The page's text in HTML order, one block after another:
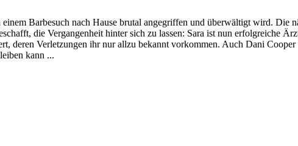
Barbesuch nach Hause brutal angegriffen und überwältigt wird. Die
die Vergangenheit hinter sich zu lassen: Sara ist nun erfolgreiche
deren Verletzungen ihr nur allzu bekannt vorkommen. Auch Dani
kann ...